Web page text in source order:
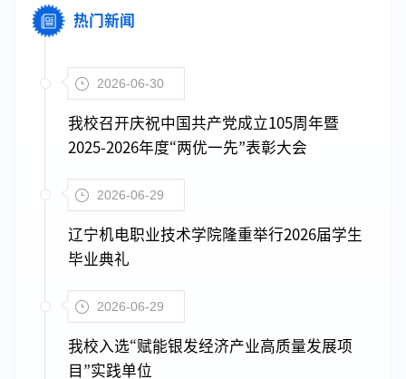
热门新闻
2026-06-30
我校召开庆祝中国共产党成立105周年暨
2025-2026年度“两优一先”表彰大会
2026-06-29
辽宁机电职业技术学院隆重举行2026届学生
毕业典礼
2026-06-29
我校入选“赋能银发经济产业高质量发展项
目”实践单位